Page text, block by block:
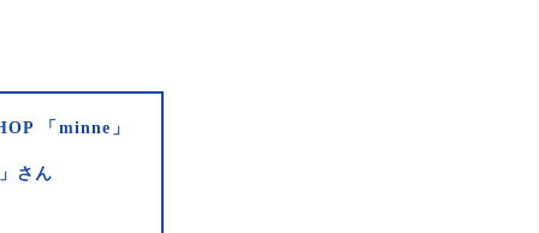
「minne」
さん